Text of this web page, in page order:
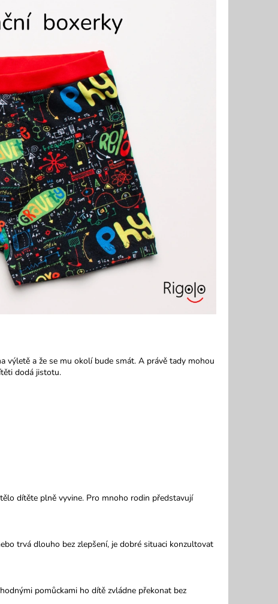
výletě a že se mu okolí bude smát. A právě tady mohou
dodá jistotu.
dítěte plně vyvine. Pro mnoho rodin představují
trvá dlouho bez zlepšení, je dobré situaci konzultovat
pomůckami ho dítě zvládne překonat bez